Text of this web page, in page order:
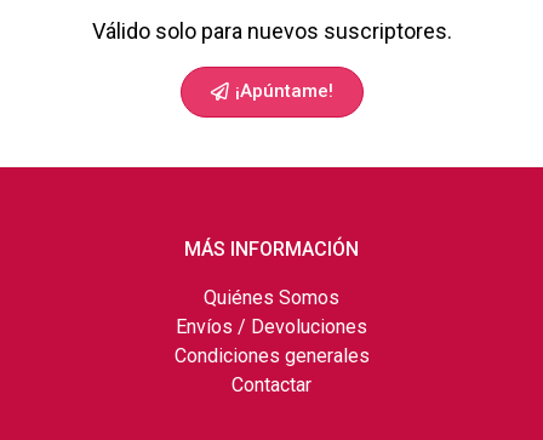
Válido solo para nuevos suscriptores.
¡Apúntame!
MÁS INFORMACIÓN
Quiénes Somos
Envíos / Devoluciones
Condiciones generales
Contactar